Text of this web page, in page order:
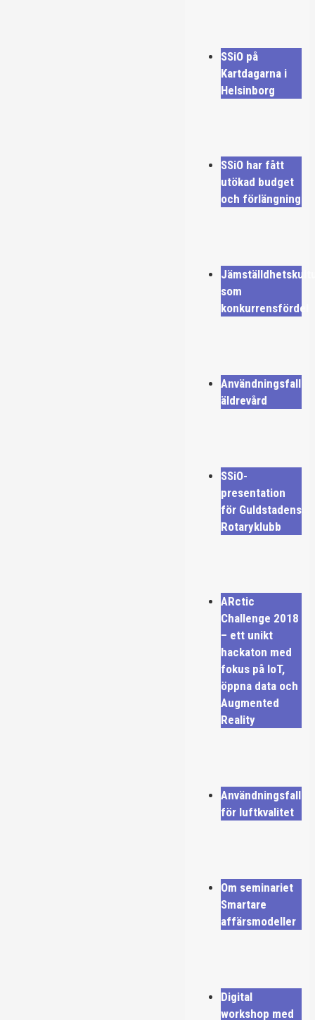
SSiO på
Kartdagarna i
Helsinborg
SSiO har fått
utökad budget
och förlängning
som
konkurrensfördel
Användningsfall
äldrevård
SSiO-
presentation
för Guldstadens
Rotaryklubb
ARctic
Challenge 2018
– ett unikt
hackaton med
fokus på IoT,
öppna data och
Augmented
Reality
Användningsfall
för luftkvalitet
Om seminariet
Smartare
affärsmodeller
Digital
workshop med